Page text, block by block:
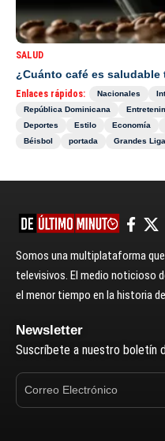
SALUD
¿Cuánto café es saludable
Enlaces rápidos: Nacionales
República Dominicana
Deportes
Estilo Economía
Béisbol
portada Grandes
Somos una multiplataforma
televisivos. El medio noticioso
el menor tiempo en la historia
Newsletter
Suscríbete a nuestro boletín